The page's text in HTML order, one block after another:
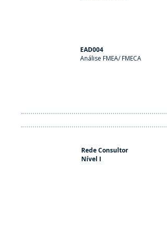
EAD004
Análise FMEA/ FMECA
Rede Consultor
Nível I